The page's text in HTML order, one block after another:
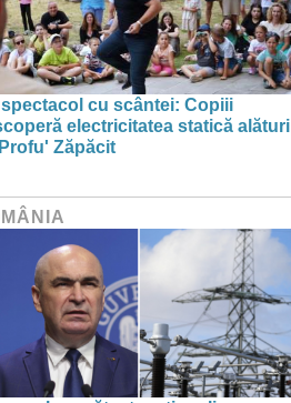
cu scântei: Copiii
electricitatea statică alături
Zăpăcit